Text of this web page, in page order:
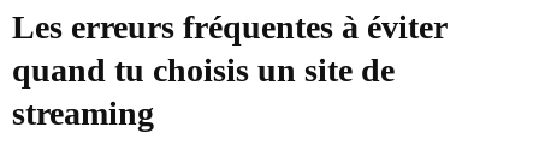
Les erreurs fréquentes à éviter
quand tu choisis un site de
streaming